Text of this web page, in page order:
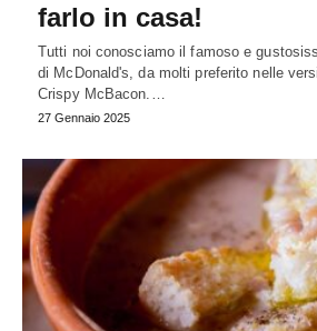
farlo in casa!
Tutti noi conosciamo il famoso e
di McDonald's, da molti preferito nelle
Crispy McBacon.…
27 Gennaio 2025